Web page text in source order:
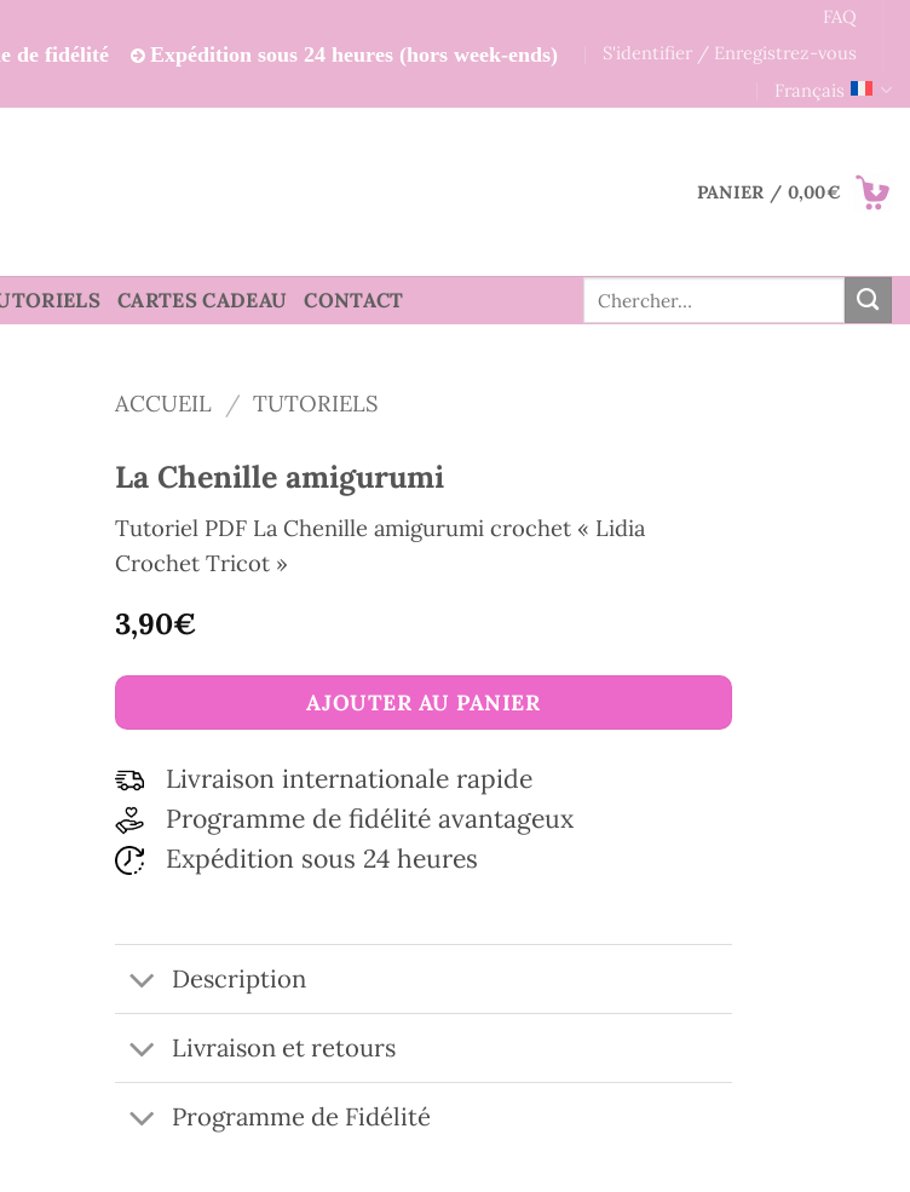
de fidélité Expédition sous 24 heures (hors week-ends)
FAQ
S'identifier / Enregistrez-vous
Français
PANIER / 0,00€
CARTES CADEAU CONTACT
Recherche
pour :
ACCUEIL / TUTORIELS
La Chenille amigurumi
Tutoriel PDF La Chenille amigurumi crochet « Lidia
Crochet Tricot »
3,90€
AJOUTER AU PANIER
Livraison internationale rapide
Programme de fidélité avantageux
Expédition sous 24 heures
Description
Livraison et retours
Programme de Fidélité